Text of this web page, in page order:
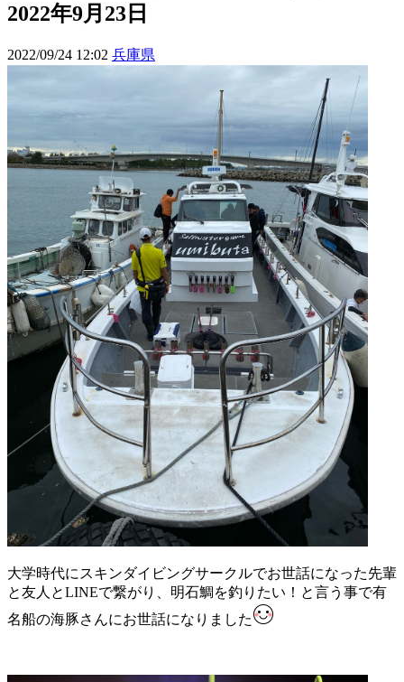
2022年9月23日
2022/09/24 12:02 兵庫県
大学時代にスキンダイビングサークルでお世話になった先輩
と友人とLINEで繋がり、明石鯛を釣りたい！と言う事で有
名船の海豚さんにお世話になりました